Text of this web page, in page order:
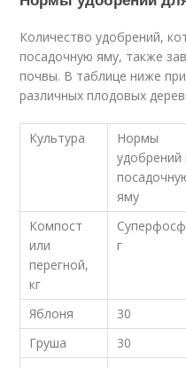
Количество удобрений,
посадочную яму, также
почвы. В таблице ниже
различных плодовых
Культура
Нормы
удобрений
яму
Компост
или
перегной,
кг
г
Яблоня 30
Груша
30